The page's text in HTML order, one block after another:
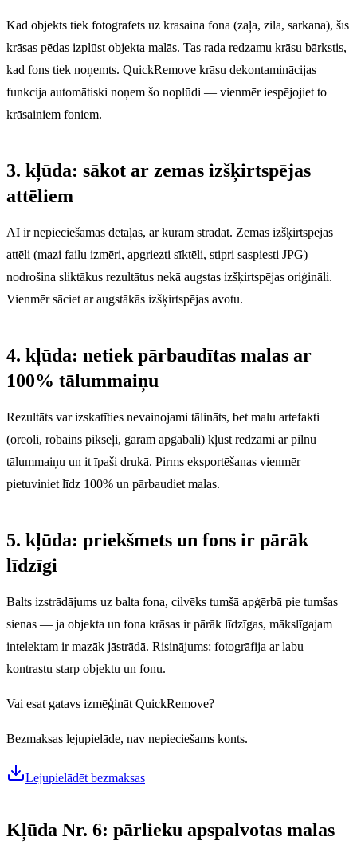
Kad objekts tiek fotografēts uz krāsaina fona (zaļa, zila, sarkana), šīs
krāsas pēdas izplūst objekta malās. Tas rada redzamu krāsu bārkstis,
kad fons tiek noņemts. QuickRemove krāsu dekontaminācijas
funkcija automātiski noņem šo noplūdi — vienmēr iespējojiet to
krāsainiem foniem.
3. kļūda: sākot ar zemas izšķirtspējas
attēliem
AI ir nepieciešamas detaļas, ar kurām strādāt. Zemas izšķirtspējas
attēli (mazi failu izmēri, apgriezti sīktēli, stipri saspiesti JPG)
nodrošina sliktākus rezultātus nekā augstas izšķirtspējas oriģināli.
Vienmēr sāciet ar augstākās izšķirtspējas avotu.
4. kļūda: netiek pārbaudītas malas ar
100% tālummaiņu
Rezultāts var izskatīties nevainojami tālināts, bet malu artefakti
(oreoli, robains pikseļi, garām apgabali) kļūst redzami ar pilnu
tālummaiņu un it īpaši drukā. Pirms eksportēšanas vienmēr
pietuviniet līdz 100% un pārbaudiet malas.
5. kļūda: priekšmets un fons ir pārāk
līdzīgi
Balts izstrādājums uz balta fona, cilvēks tumšā apģērbā pie tumšas
sienas — ja objekta un fona krāsas ir pārāk līdzīgas, mākslīgajam
intelektam ir mazāk jāstrādā. Risinājums: fotogrāfija ar labu
kontrastu starp objektu un fonu.
Vai esat gatavs izmēģināt QuickRemove?
Bezmaksas lejupielāde, nav nepieciešams konts.
Lejupielādēt bezmaksas
Kļūda Nr. 6: pārlieku apspalvotas malas